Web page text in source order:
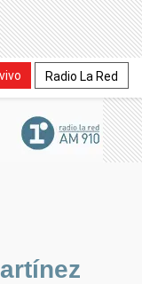
Radio La Red